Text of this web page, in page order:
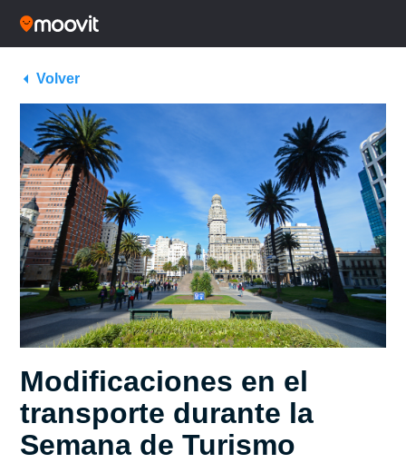
Volver
Modificaciones en el
transporte durante la
Semana de Turismo